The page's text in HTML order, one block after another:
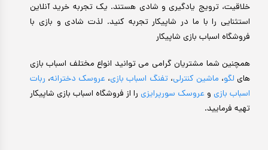
خلاقیت، ترویج یادگیری و شادی هستند. یک تجربه خرید آنلاین
استثنایی را با ما در شاپیکار تجربه کنید. لذت شادی و بازی با
فروشگاه اسباب بازی شاپیکار
همچنین شما مشتریان گرامی می توانید انواع مختلف اسباب بازی
های لگو، ماشین کنترلی،تفنگ اسباب بازی، عروسک دخترانه، ربات
اسباب بازی و عروسک سورپرایزی را از فروشگاه اسباب بازی شاپیکار
تهیه فرمایید.